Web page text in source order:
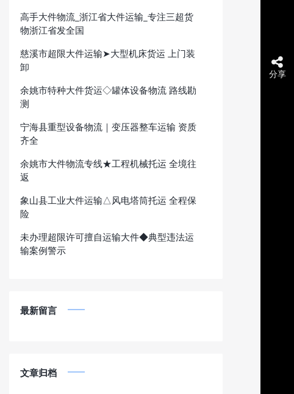
高手大件物流_浙江省大件运输_专注三超货
物浙江省发全国
慈溪市超限大件运输➤大型机床货运 上门装
卸
余姚市特种大件货运◇罐体设备物流 路线勘
测
宁海县重型设备物流｜变压器整车运输 资质
齐全
余姚市大件物流专线★工程机械托运 全境往
返
象山县工业大件运输△风电塔筒托运 全程保
险
未办理超限许可擅自运输大件◆典型违法运
输案例警示
最新留言
文章归档
分享